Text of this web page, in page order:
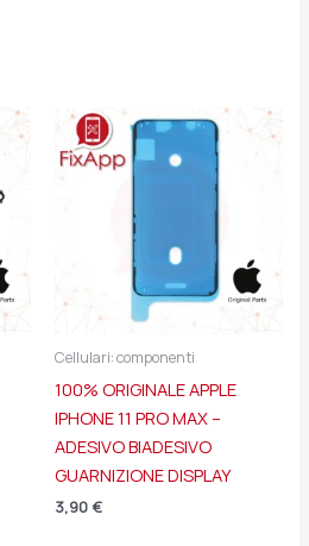
Cellulari: componenti
100% ORIGINALE APPLE
IPHONE 11 PRO MAX –
ADESIVO BIADESIVO
GUARNIZIONE DISPLAY
3,90 €